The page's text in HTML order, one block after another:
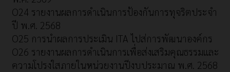
O24 รายงานผลการดำเนินการป้องกันการทุจริตประจำ
ปี พ.ศ. 2568
O25 การนำผลการประเมิน ITA ไปส่การพัฒนาองค์กร
O26 รายงานผลการดำเนินการเพื่อส่งเสริมคุณธรรมและ
ความโปรงใสภายในหน่วยงานปีงบประมาณ พ.ศ. 2568